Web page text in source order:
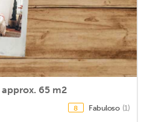
65 m2
8 Fabuloso (1)